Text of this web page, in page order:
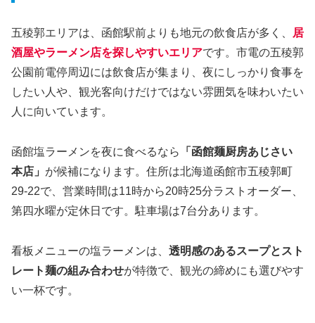
五稜郭エリアは、函館駅前よりも地元の飲食店が多く、
居
酒屋やラーメン店を探しやすいエリアです。市電の五稜郭
公園前電停周辺には飲食店が集まり、夜にしっかり食事を
したい人や、観光客向けだけではない雰囲気を味わいたい
人に向いています。
函館塩ラーメンを夜に食べるなら
「函館麺厨房あじさい
本店」 が候補になります。住所は北海道函館市五稜郭町
29-22で、営業時間は11時から20時25分ラストオーダー、
第四水曜が定休日です。駐車場は7台分あります。
看板メニューの塩ラーメンは、 透明感のあるスープとスト
レート麺の組み合わせが特徴で、観光の締めにも選びやす
い一杯です。